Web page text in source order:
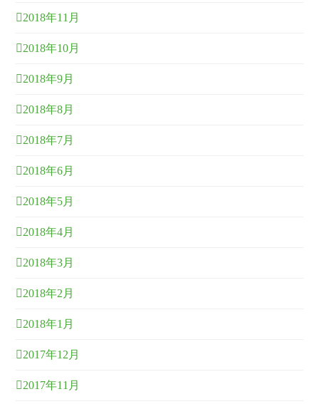
2018年11月
2018年10月
2018年9月
2018年8月
2018年7月
2018年6月
2018年5月
2018年4月
2018年3月
2018年2月
2018年1月
2017年12月
2017年11月